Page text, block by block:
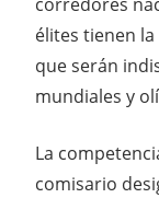
élites tienen
que serán
mundiales y
La
comisario